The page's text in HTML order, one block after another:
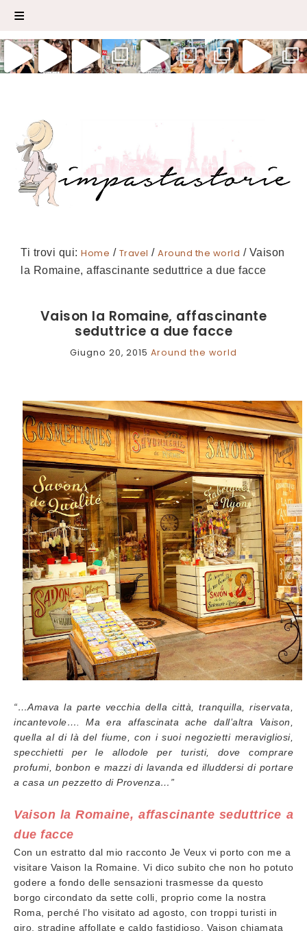
Ti trovi qui: Home / Travel / Around the world /Vaison
la Romaine, affascinante seduttrice a due facce
Vaison la Romaine, affascinante
seduttrice a due facce
Giugno 20, 2015 Around the world
“…Amava la parte vecchia della città, tranquilla, riservata,
incantevole…. Ma era affascinata ache dall’altra Vaison,
quella al di là del fiume, con i suoi negozietti meravigliosi,
specchietti per le allodole per turisti, dove comprare
profumi, bonbon e mazzi di lavanda ed illuddersi di portare
a casa un pezzetto di Provenza…”
Vaison la Romaine, affascinante seduttrice a
due facce
Con un estratto dal mio racconto Je Veux vi porto con me a
visitare Vaison la Romaine. Vi dico subito che non ho potuto
godere a fondo delle sensazioni trasmesse da questo
borgo circondato da sette colli, proprio come la nostra
Roma, perché l’ho visitato ad agosto, con troppi turisti in
giro, stradine affollate e caldo fastidioso. Vaison chiamata